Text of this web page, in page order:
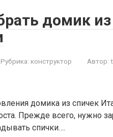
домик
Рубрика: конструктор Автор:
домика из спичек
Прежде всего, нужно
спички….